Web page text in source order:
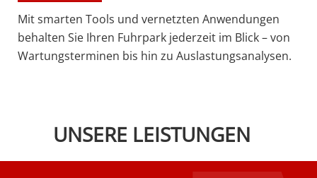
Mit smarten Tools und vernetzten Anwendungen
behalten Sie Ihren Fuhrpark jederzeit im Blick – von
Wartungsterminen bis hin zu Auslastungsanalysen.
UNSERE LEISTUNGEN